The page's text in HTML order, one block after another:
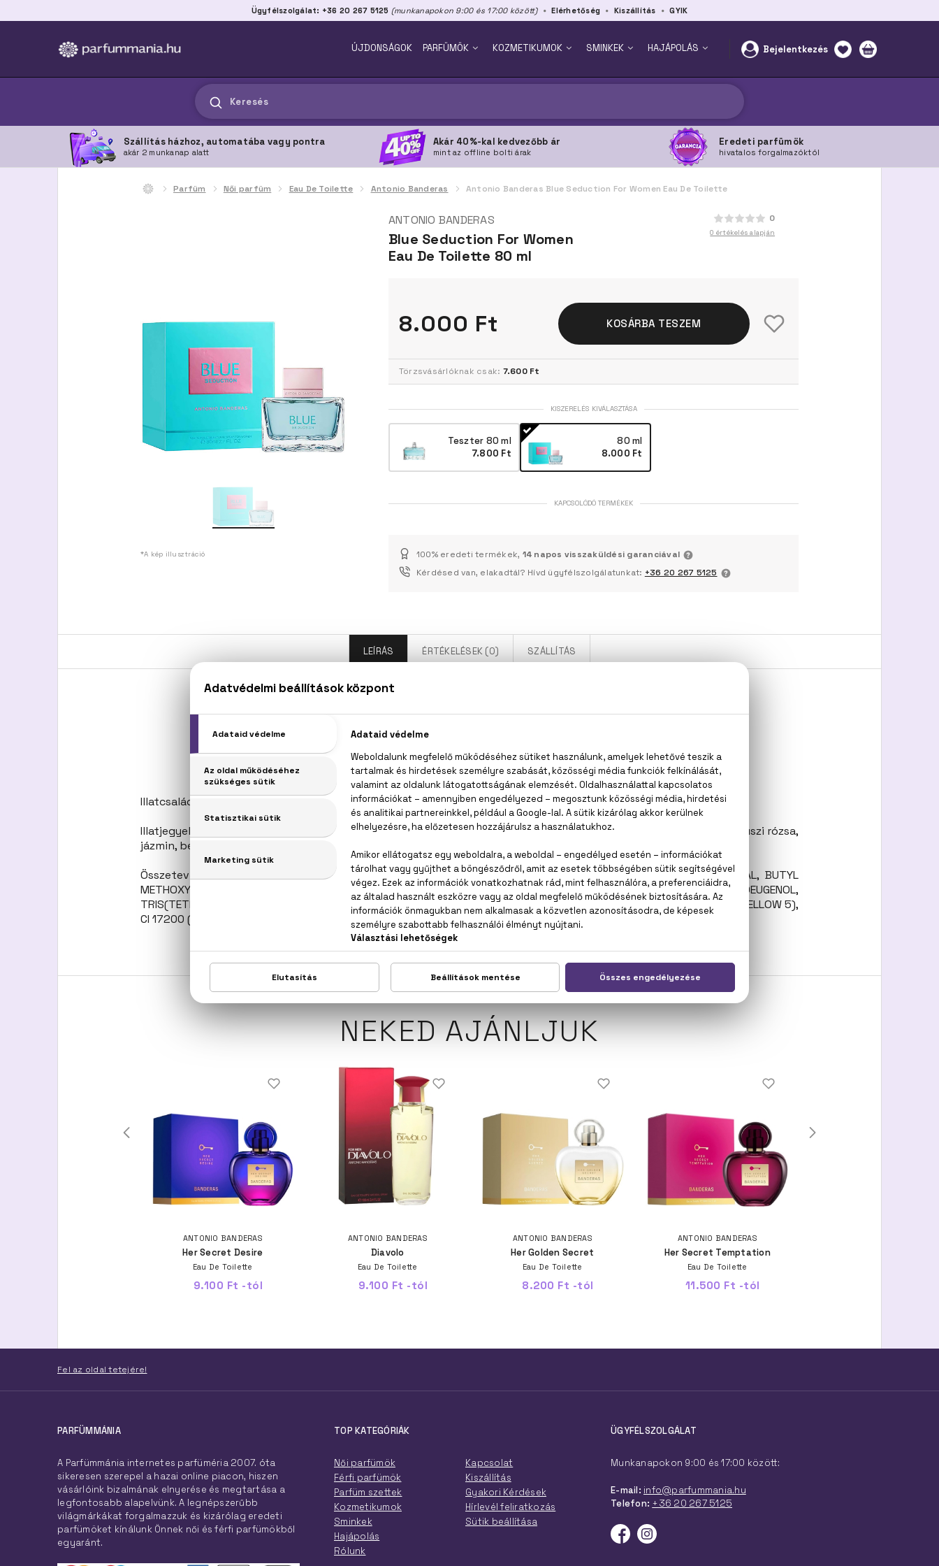
Ügyfélszolgálat: +36 20 267 5125 (munkanapokon 9:00 és 17:00 között) Elérhetőség Kiszállítás GYIK
ÚJDONSÁGOK PARFÜMÖK KOZMETIKUMOK SMINKEK HAJÁPOLÁS Bejelentkezés
Keresés
Szállítás házhoz, automatába vagy pontra
akár 2 munkanap alatt
Akár 40%-kal kedvezőbb ár
mint az offline bolti árak
Eredeti parfümök
hivatalos forgalmazóktól
Parfüm Női parfüm Eau De Toilette Antonio Banderas Antonio Banderas Blue Seduction For Women Eau De Toilette
*A kép illusztráció
0
0 értékelés alapján
ANTONIO BANDERAS
Blue Seduction For Women
Eau De Toilette 80 ml
8.000 Ft KOSÁRBA TESZEM
Törzsvásárlóknak csak: 7.600 Ft
KISZERELÉS KIVÁLASZTÁSA
Teszter 80 ml
7.800 Ft
80 ml
8.000 Ft
KAPCSOLÓDÓ TERMÉKEK
100% eredeti termékek, 14 napos visszaküldési garanciával
Kérdésed van, elakadtál? Hívd ügyfélszolgálatunkat: +36 20 267 5125
LEÍRÁS ÉRTÉKELÉSEK (0) SZÁLLÍTÁS
Illatcsalád: Virágos-gyümölcsös
Illatjegyek: bergamott, ibolyalevél, körte, sárgadinnye, málna, gardénia, bazsarózsa, gyöngyvirág, bolgár damaszkuszi rózsa,
jázmin, benzoeviasz, cukor, pacsuli, pézsma
Összetevők: ALCOHOL DENAT., AQUA (WATER), PARFUM (FRAGRANCE), LINALOOL, LIMONENE, HYDROXYCITRONELLAL, BUTYL
METHOXYDIBENZOYLMETHANE, ETHYLHEXYL SALICYLATE, CITRONELLOL, CITRAL, COUMARIN, GERANIOL, ISOEUGENOL,
TRIS(TETRAMETHYLHYDROXYPIPERIDINOL) CITRATE, CINNAMAL, CI 60730 (EXT. VIOLET 2), CI 42090 (BLUE 1), CI 19140 (YELLOW 5),
CI 17200 (RED 33).
NEKED AJÁNLJUK
ANTONIO BANDERAS
Her Secret Desire
Eau De Toilette
9.100 Ft -tól
ANTONIO BANDERAS
Diavolo
Eau De Toilette
9.100 Ft -tól
ANTONIO BANDERAS
Her Golden Secret
Eau De Toilette
8.200 Ft -tól
ANTONIO BANDERAS
Her Secret Temptation
Eau De Toilette
11.500 Ft -tól
Fel az oldal tetejére!
PARFÜMMÁNIA
A Parfümmánia internetes parfüméria 2007. óta
sikeresen szerepel a hazai online piacon, hiszen
vásárlóink bizalmának elnyerése és megtartása a
legfontosabb alapelvünk. A legnépszerűbb
világmárkákat forgalmazzuk és kizárólag eredeti
parfümöket kínálunk Önnek női és férfi parfümökből
egyaránt.
TOP KATEGÓRIÁK
Női parfümök
Férfi parfümök
Parfüm szettek
Kozmetikumok
Sminkek
Hajápolás
Rólunk
Kapcsolat
Kiszállítás
Gyakori Kérdések
Hírlevél feliratkozás
Sütik beállítása
ÜGYFÉLSZOLGÁLAT
Munkanapokon 9:00 és 17:00 között:
E-mail: info@parfummania.hu
Telefon: +36 20 267 5125